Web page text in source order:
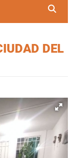
DEL